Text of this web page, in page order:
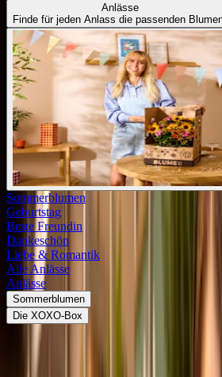
Anlässe
Finde für jeden Anlass die passenden
Sommerblumen
Geburtstag
Beste Freundin
Dankeschön
Liebe & Romantik
Alle Anlässe
Anlässe
Sommerblumen
Die XOXO-Box
XOXO-Box